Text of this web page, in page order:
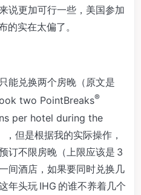
说更加可行一些，美国参加
的实在太偏了。
能兑换两个房晚（原文是
two PointBreaks®
per hotel during the
但是根据我的实际操作，
订不限房晚（上限应该是 3
间酒店，如果要同时兑换几
年头玩 IHG 的谁不养着几个